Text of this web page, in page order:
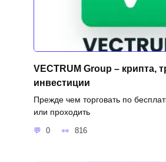
VECTRUM Group – крипта,
инвестиции
Прежде чем торговать по
или проходить
0 816